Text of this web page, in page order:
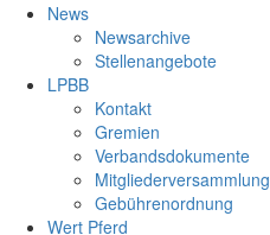
News
Newsarchive
Stellenangebote
LPBB
Kontakt
Gremien
Verbandsdokumente
Mitgliederversammlung
Gebührenordnung
Wert Pferd